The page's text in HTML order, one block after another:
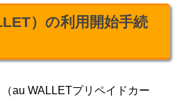
）の利用開始手続
au WALLETプリペイドカー